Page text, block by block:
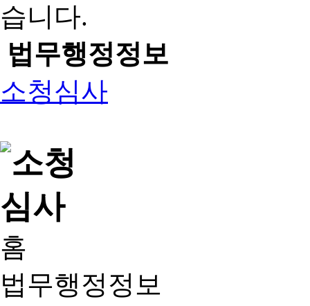
습니다.
법무행정정보
소청심사
홈
법무행정정보